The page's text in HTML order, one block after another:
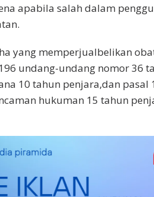
apabila salah dalam
yang memperjualbelikan
undang-undang nomor 36
10 tahun penjara,dan pasal
hukuman 15 tahun